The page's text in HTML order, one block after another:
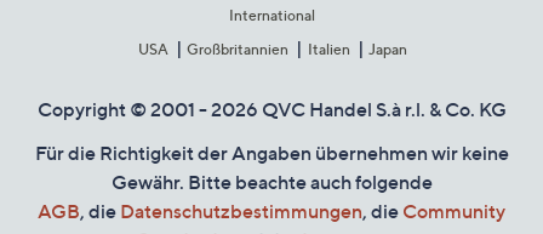
International
USA
Großbritannien Italien Japan
Copyright © 2001 - 2026 QVC Handel S.à r.l. & Co. KG
Für die Richtigkeit der Angaben übernehmen wir keine
Gewähr. Bitte beachte auch folgende
AGB, die Datenschutzbestimmungen, die Community